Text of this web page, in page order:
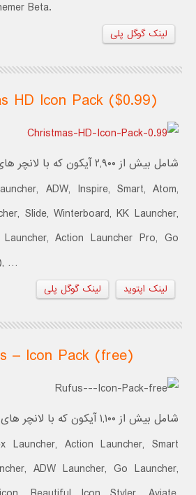
Beta.
لینک گوگل پلی
HD Icon Pack ($0.99)
شامل بیش از ۲,۹۰۰ آیکون که با لانچر های زیر کار می کند:
ADW, Inspire, Smart, Atom,
Slide, Winterboard, KK Launcher,
Action Launcher Pro, Go
…
لینک گوگل پلی لینک اپتوید
– Icon Pack (free)
شامل بیش از ۱,۱۰۰ آیکون که با لانچر های زیر سازگار می باشد:
Launcher, Action Launcher, Smart
ADW Launcher, Go Launcher,